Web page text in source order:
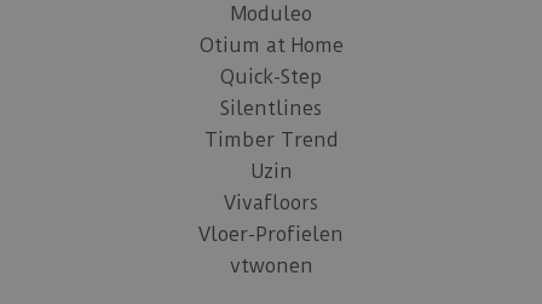
Moduleo
Otium at Home
Quick-Step
Silentlines
Timber Trend
Uzin
Vivafloors
Vloer-Profielen
vtwonen